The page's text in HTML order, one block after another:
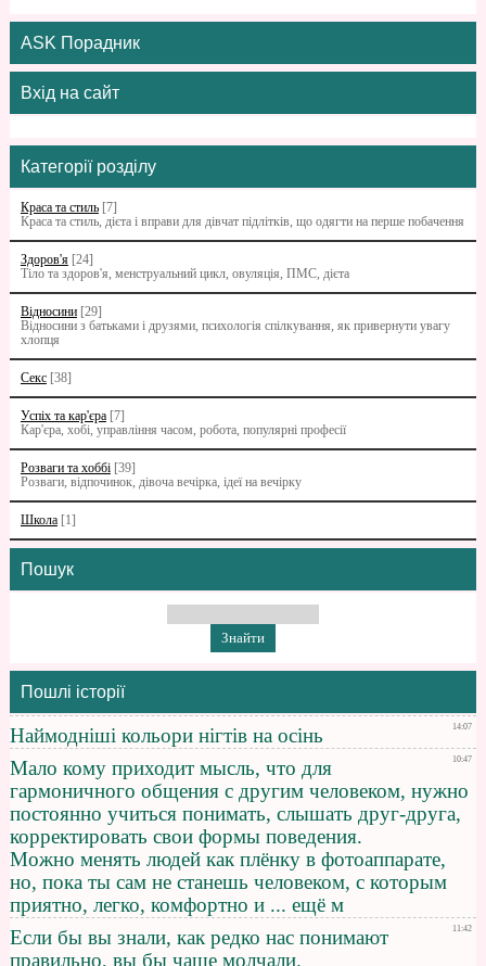
ASK Порадник
Вхід на сайт
Категорії розділу
Краса та стиль [7]
Краса та стиль, дієта і вправи для дівчат підлітків, що одягти на перше побачення
Здоров'я [24]
Тіло та здоров'я, менструальний цикл, овуляція, ПМС, дієта
Відносини [29]
Відносини з батьками i друзями, психологія спілкування, як привернути увагу
хлопця
Секс [38]
Успіх та кар'єра [7]
Кар'єра, хобі, управління часом, робота, популярні професії
Розваги та хоббі [39]
Розваги, відпочинок, дівоча вечірка, ідеї на вечірку
Школа [1]
Пошук
Пошлі історії